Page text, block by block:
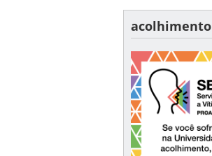
acolhimento